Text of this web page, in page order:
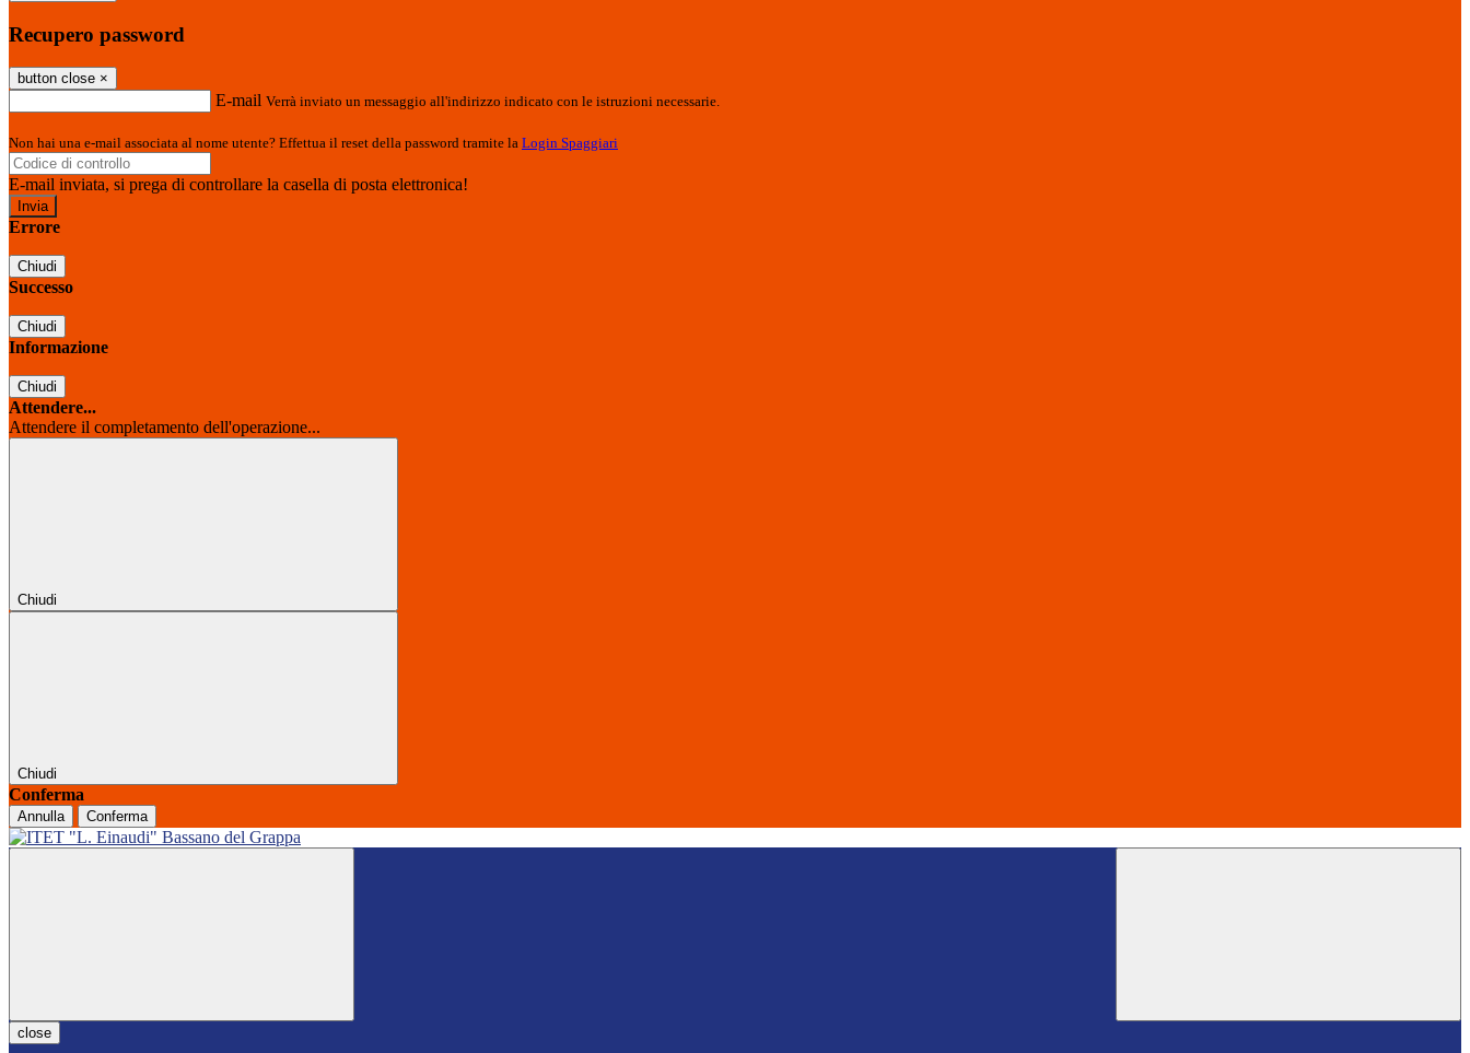
Recupero password
button close ×
E-mail Verrà inviato un messaggio all'indirizzo indicato con le istruzioni necessarie.
Non hai una e-mail associata al nome utente? Effettua il reset della password tramite la Login Spaggiari
E-mail inviata, si prega di controllare la casella di posta elettronica!
Errore
Chiudi
Successo
Chiudi
Informazione
Chiudi
Attendere...
Attendere il completamento dell'operazione...
Chiudi
Chiudi
Conferma
Annulla Conferma
close